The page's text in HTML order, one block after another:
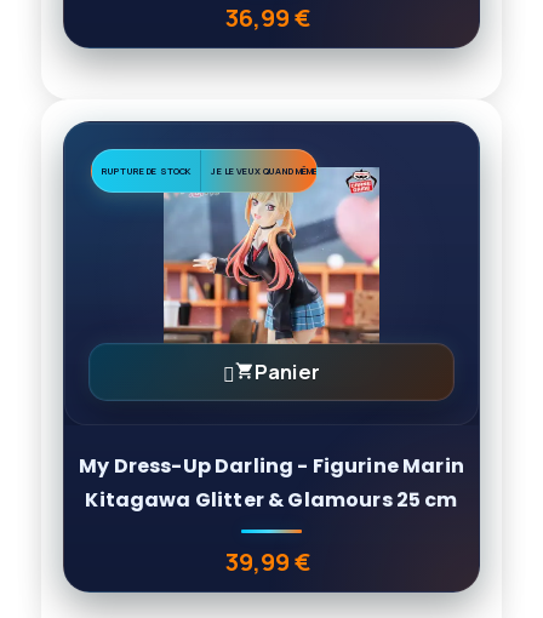
Prix
36,99 €
RUPTURE DE STOCK JE LE VEUX QUAND MÊME
Panier
My Dress-Up Darling - Figurine Marin
Kitagawa Glitter & Glamours 25 cm
Prix
39,99 €